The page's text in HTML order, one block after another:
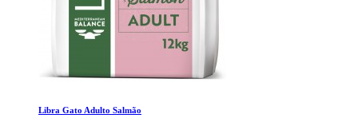
Libra Gato Adulto Salmão